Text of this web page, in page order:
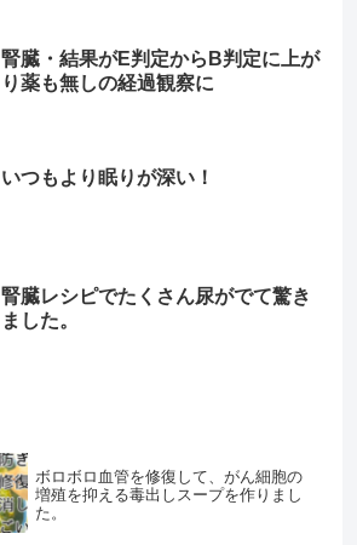
腎臓・結果がE判定からB判定に上が
り薬も無しの経過観察に
いつもより眠りが深い！
腎臓レシピでたくさん尿がでて驚き
ました。
ボロボロ血管を修復して、がん細胞の
増殖を抑える毒出しスープを作りまし
た。